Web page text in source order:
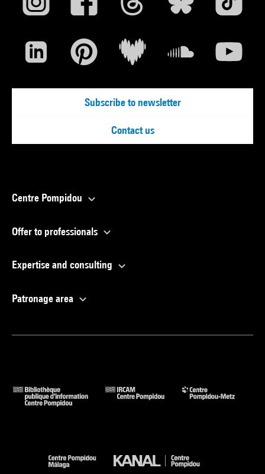
Subscribe to newsletter
Contact us
Centre Pompidou
Offer to professionals
Expertise and consulting
Patronage area